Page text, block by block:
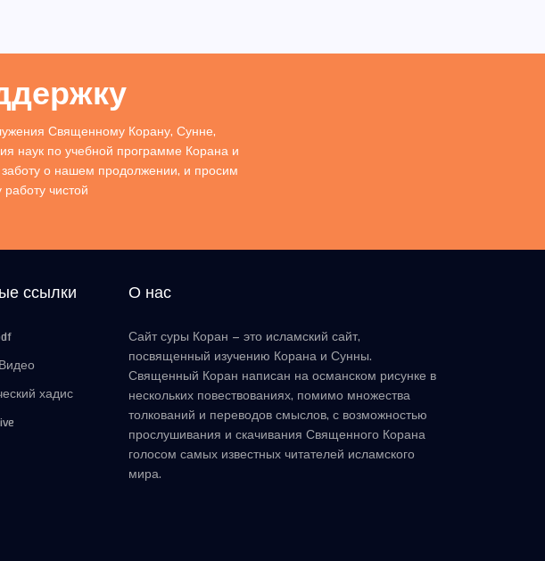
Священному Корану, Сунне,
наук по учебной программе Корана и
о нашем продолжении, и просим
чистой.
ссылки
хадис
О нас
Сайт суры Коран – это исламский сайт,
посвященный изучению Корана и Сунны.
Священный Коран написан на османском рисунке в
нескольких повествованиях, помимо множества
толкований и переводов смыслов, с возможностью
прослушивания и скачивания Священного Корана
голосом самых известных читателей исламского
мира.